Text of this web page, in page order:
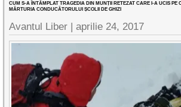
CUM S-A ÎNTÂMPLAT TRAGEDIA DIN MUNȚII RETEZAT CARE I-A UCIS PE
MĂRTURIA CONDUCĂTORULUI ȘCOLII DE GHIZI
Avantul Liber |aprilie 24, 2017